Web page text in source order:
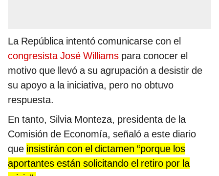
La República intentó comunicarse con el
congresista José Williams para conocer el
motivo que llevó a su agrupación a desistir de
su apoyo a la iniciativa, pero no obtuvo
respuesta.
En tanto, Silvia Monteza, presidenta de la
Comisión de Economía, señaló a este diario
que insistirán con el dictamen “porque los
aportantes están solicitando el retiro por la